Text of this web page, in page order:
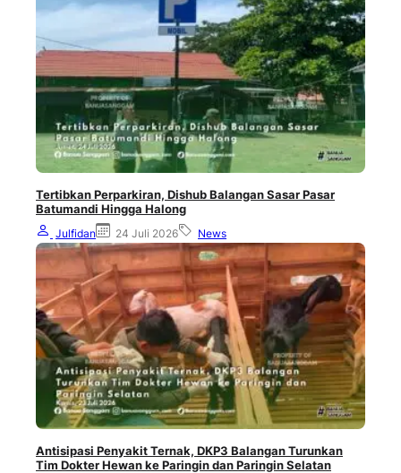
Tertibkan Perparkiran, Dishub Balangan Sasar Pasar
Batumandi Hingga Halong
Julfidan 24 Juli 2026 News
Antisipasi Penyakit Ternak, DKP3 Balangan Turunkan
Tim Dokter Hewan ke Paringin dan Paringin Selatan